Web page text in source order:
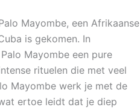
Mayombe, een Afrikaanse
is gekomen. In
Mayombe een pure
rituelen die met veel
Mayombe werk je met de
ertoe leidt dat je diep